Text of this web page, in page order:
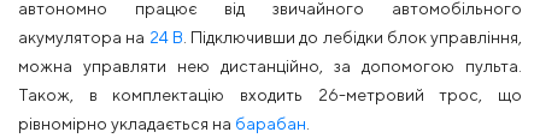
автономно працює від звичайного автомобільного
акумулятора на 24 В . Підключивши до лебідки блок управління,
можна управляти нею дистанційно, за допомогою пульта.
Також, в комплектацію входить 26-метровий трос, що
рівномірно укладається на барабан